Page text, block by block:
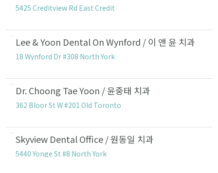
5425 Creditview Rd East Credit
Lee & Yoon Dental On Wynford / 이 앤 윤 치과
18 Wynford Dr #308 North York
Dr. Choong Tae Yoon / 윤중태 치과
362 Bloor St W #201 Old Toronto
Skyview Dental Office / 원동일 치과
5440 Yonge St #8 North York